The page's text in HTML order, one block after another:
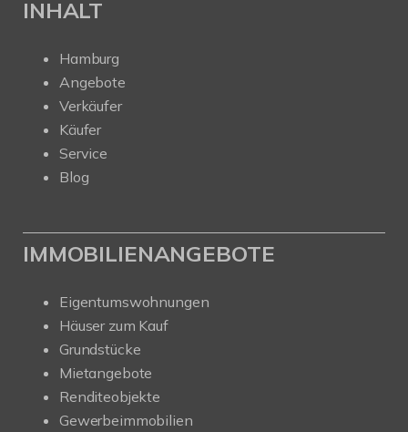
INHALT
Hamburg
Angebote
Verkäufer
Käufer
Service
Blog
IMMOBILIENANGEBOTE
Eigentumswohnungen
Häuser zum Kauf
Grundstücke
Mietangebote
Renditeobjekte
Gewerbeimmobilien